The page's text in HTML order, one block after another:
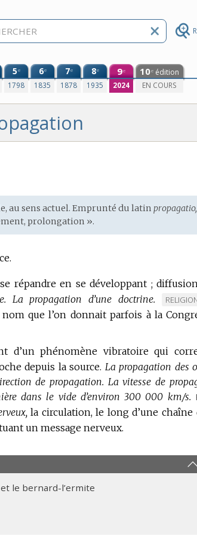
5e
1798
6e
1835
7e
1878
8e
1935
9e
2024
10e édition
EN COURS
au sens actuel. Emprunté dulatin propagatio,
prolongation ».
répandre en se développant ;
La propagation d’une doctrine.
MARQUE
DE
nom que l’on donnait parfois à la
d’un phénomène vibratoire qui
depuis la source. La propagation des
de propagation. La vitesse de
dans le vide d’environ 300 000 km/s.
la circulation, le long d’une chaîne
un message nerveux.
le bernard-l’ermite